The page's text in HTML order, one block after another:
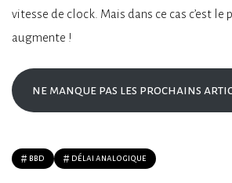
vitesse de clock. Mais dans ce cas c’est le
augmente !
ne manque pas les prochains
bbd délai analogique